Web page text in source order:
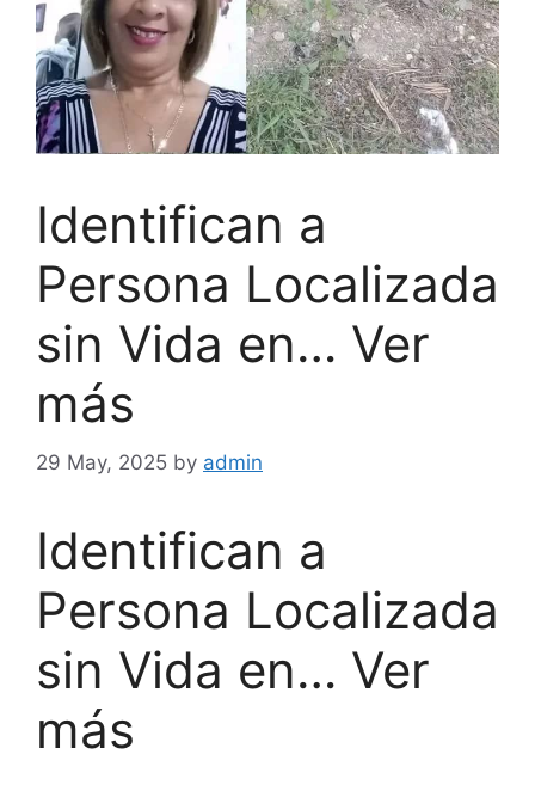
Identifican a
Persona Localizada
sin Vida en… Ver
más
29 May, 2025 by admin
Identifican a
Persona Localizada
sin Vida en… Ver
más